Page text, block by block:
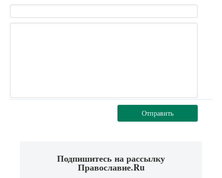
Отправить
Подпишитесь на рассылку
Православие.Ru